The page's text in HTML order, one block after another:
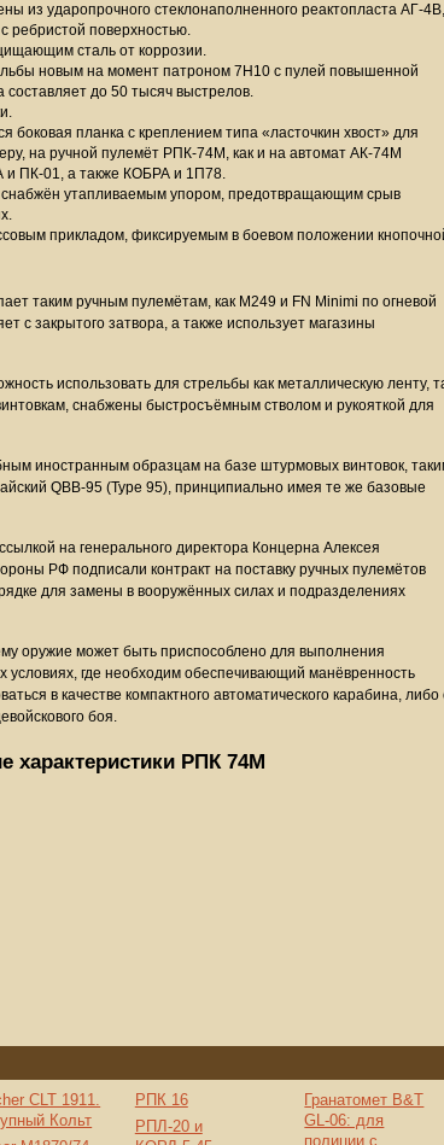
из ударопрочного стеклонаполненного реактопласта АГ-4В,
ребристой поверхностью.
сталь от коррозии.
новым на момент патроном 7Н10 с пулей повышенной
до 50 тысяч выстрелов.
боковая планка с креплением типа «ласточкин хвост» для
на ручной пулемёт РПК-74М, как и на автомат АК-74М
и ПК-01, а также КОБРА и 1П78.
утапливаемым упором, предотвращающим срыв
прикладом, фиксируемым в боевом положении
таким ручным пулемётам, как М249 и FN Minimi по огневой
с закрытого затвора, а также использует магазины
использовать для стрельбы как металлическую ленту,
снабжены быстросъёмным стволом и рукояткой для
иностранным образцам на базе штурмовых винтовок,
QBB-95 (Type 95), принципиально имея те же базовые
на генерального директора Концерна Алексея
РФ подписали контракт на поставку ручных пулемётов
для замены в вооружённых силах и подразделениях
оружие может быть приспособлено для выполнения
условиях, где необходим обеспечивающий манёвренность
в качестве компактного автоматического карабина, либо
боя.
характеристики РПК 74М
CLT 1911.
Кольт
РПК 16
РПЛ-20 и
Гранатомет B&T
GL-06: для
полиции с